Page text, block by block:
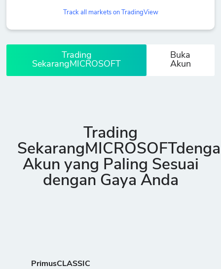
Track all markets on TradingView
Trading
SekarangMICROSOFT
Buka
Akun
Trading
Akun yang Paling Sesuai
dengan Gaya Anda
PrimusCLASSIC